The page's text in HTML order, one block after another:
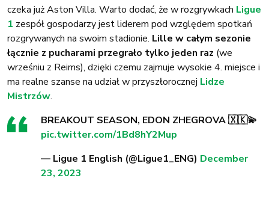
czeka już Aston Villa. Warto dodać, że w rozgrywkach Ligue
1 zespół gospodarzy jest liderem pod względem spotkań
rozgrywanych na swoim stadionie. Lille w całym sezonie
łącznie z pucharami przegrało tylko jeden raz (we
wrześniu z Reims), dzięki czemu zajmuje wysokie 4. miejsce i
ma realne szanse na udział w przyszłorocznej Lidze
Mistrzów.
BREAKOUT SEASON, EDON ZHEGROVA 🇽🇰💫
pic.twitter.com/1Bd8hY2Mup
— Ligue 1 English (@Ligue1_ENG) December
23, 2023